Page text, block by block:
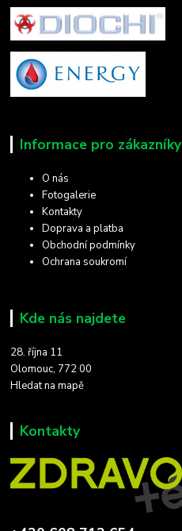
Informace pro zákazníky
O nás
Fotogalerie
Kontakty
Doprava a platba
Obchodní podmínky
Ochrana soukromí
Kde nás najdete
28. října 11
Olomouc, 772 00
Hledat na mapě
Kontakty